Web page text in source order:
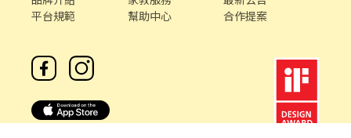
平台規範
幫助中心 合作提案